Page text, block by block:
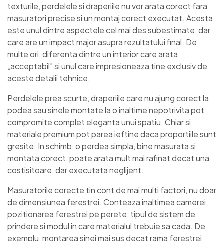
texturile, perdelele si draperiile nu vor arata corect fara
masuratori precise si un montaj corect executat. Acesta
este unul dintre aspectele cel mai des subestimate, dar
care are un impact major asupra rezultatului final. De
multe ori, diferenta dintre un interior care arata
„acceptabil” si unul care impresioneaza tine exclusiv de
aceste detalii tehnice.
Perdelele prea scurte, draperiile care nu ajung corect la
podea sau sinele montate la o inaltime nepotrivita pot
compromite complet eleganta unui spatiu. Chiar si
materiale premium pot parea ieftine daca proportiile sunt
gresite. In schimb, o perdea simpla, bine masurata si
montata corect, poate arata mult mai rafinat decat una
costisitoare, dar executata neglijent.
Masuratorile corecte tin cont de mai multi factori, nu doar
de dimensiunea ferestrei. Conteaza inaltimea camerei,
pozitionarea ferestrei pe perete, tipul de sistem de
prindere si modul in care materialul trebuie sa cada. De
exemplu, montarea sinei mai sus decat rama ferestrei